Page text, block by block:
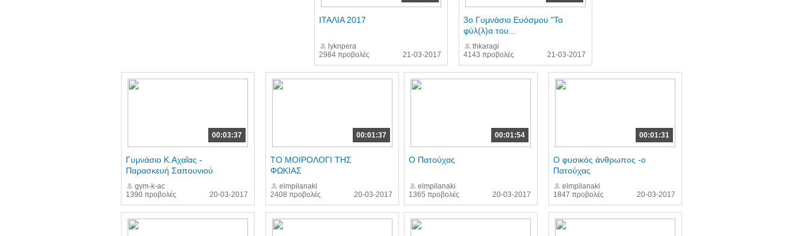
2984 προβολές
ΙΤΑΛΙΑ 2017
lyknpera
21-03-2017
4143 προβολές
3ο Γυμνάσιο Ευόσμου "Τα
φύλ(λ)α του...
thkaragi
21-03-2017
00:03:37
1390 προβολές
Γυμνάσιο Κ.Αχαΐας -
Παρασκευή Σαπουνιού
gym-k-ac
20-03-2017
00:01:37
2408 προβολές
ΤΟ ΜΟΙΡΟΛΟΓΙ ΤΗΣ
ΦΩΚΙΑΣ
elmpilanaki
20-03-2017
00:01:54
1365 προβολές
Ο Πατούχας
elmpilanaki
20-03-2017
00:01:31
1847 προβολές
Ο φυσικός άνθρωπος -ο
Πατούχας
elmpilanaki
20-03-2017